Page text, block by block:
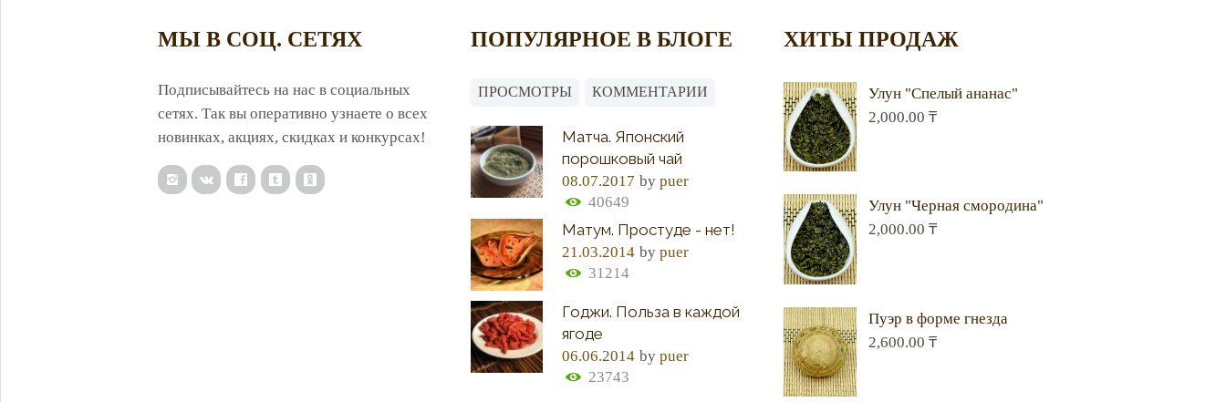
МЫ В СОЦ. СЕТЯХ
Подписывайтесь на нас в социальных
сетях. Так вы оперативно узнаете о всех
новинках, акциях, скидках и конкурсах!
ПОПУЛЯРНОЕ В БЛОГЕ
ПРОСМОТРЫ КОММЕНТАРИИ
Матча. Японский
порошковый чай
08.07.2017 bypuer
40649
Матум. Простуде - нет!
21.03.2014 bypuer
31214
Годжи. Польза в каждой
ягоде
06.06.2014 bypuer
23743
ХИТЫ ПРОДАЖ
Улун "Спелый ананас"
2,000.00 ₸
Улун "Черная смородина"
2,000.00 ₸
Пуэр в форме гнезда
2,600.00 ₸